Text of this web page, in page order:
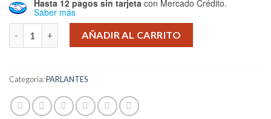
Hasta 12 pagos sin tarjeta con Mercado Crédito.
Saber más
PARLANTE INALAMBRICO WINCO W219 cantidad
AÑADIR AL CARRITO
Categoría:PARLANTES